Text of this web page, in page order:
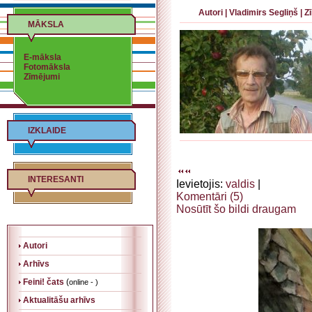
MĀKSLA
E-māksla
Fotomāksla
Zīmējumi
IZKLAIDE
INTERESANTI
Autori
Arhīvs
Feini! čats (online - )
Aktualitāšu arhīvs
Autori Vladimirs Segliņš
Ievietojis: valdis
Komentāri (5)
Nosūtīt šo bildi draugam